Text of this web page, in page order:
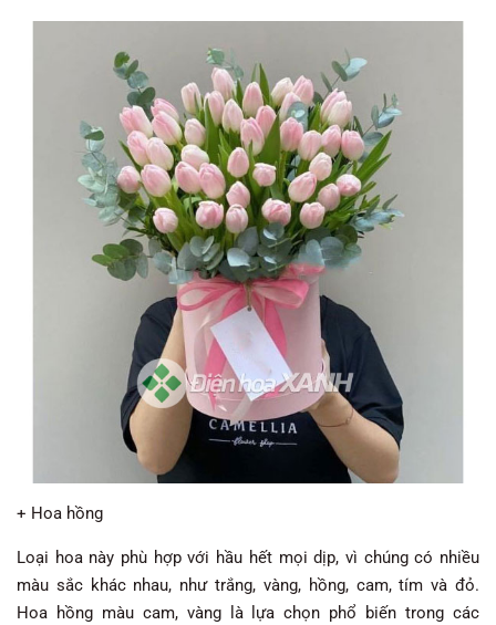
+ Hoa hồng
Loại hoa này phù hợp với hầu hết mọi dịp, vì chúng có nhiều
màu sắc khác nhau, như trắng, vàng, hồng, cam, tím và đỏ.
Hoa hồng màu cam, vàng là lựa chọn phổ biến trong các